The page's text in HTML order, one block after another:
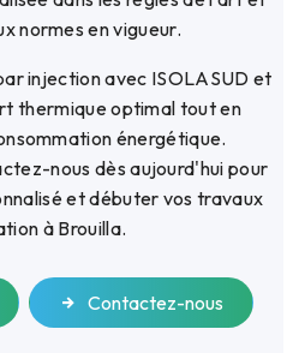
normes en vigueur.
injection avec ISOLASUD et
thermique optimal tout en
énergétique.
nous dès aujourd'hui pour
et débuter vos travaux
à Brouilla.
Contactez-nous